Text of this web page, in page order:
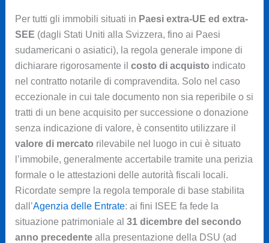
Per tutti gli immobili situati in Paesi extra-UE ed extra-
SEE (dagli Stati Uniti alla Svizzera, fino ai Paesi
sudamericani o asiatici), la regola generale impone di
dichiarare rigorosamente il costo di acquisto indicato
nel contratto notarile di compravendita. Solo nel caso
eccezionale in cui tale documento non sia reperibile o si
tratti di un bene acquisito per successione o donazione
senza indicazione di valore, è consentito utilizzare il
valore di mercato rilevabile nel luogo in cui è situato
l’immobile, generalmente accertabile tramite una perizia
formale o le attestazioni delle autorità fiscali locali.
Ricordate sempre la regola temporale di base stabilita
dall’Agenzia delle Entrate: ai fini ISEE fa fede la
situazione patrimoniale al 31 dicembre del secondo
anno precedentealla presentazione della DSU (ad